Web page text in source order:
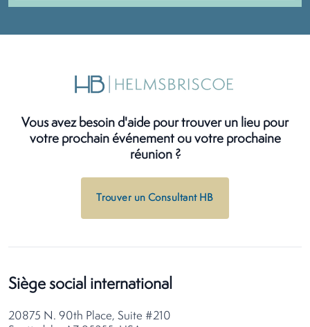
Vous avez besoin d'aide pour trouver un lieu pour
votre prochain événement ou votre prochaine
réunion ?
Trouver un Consultant HB
Siège social international
20875 N. 90th Place, Suite #210